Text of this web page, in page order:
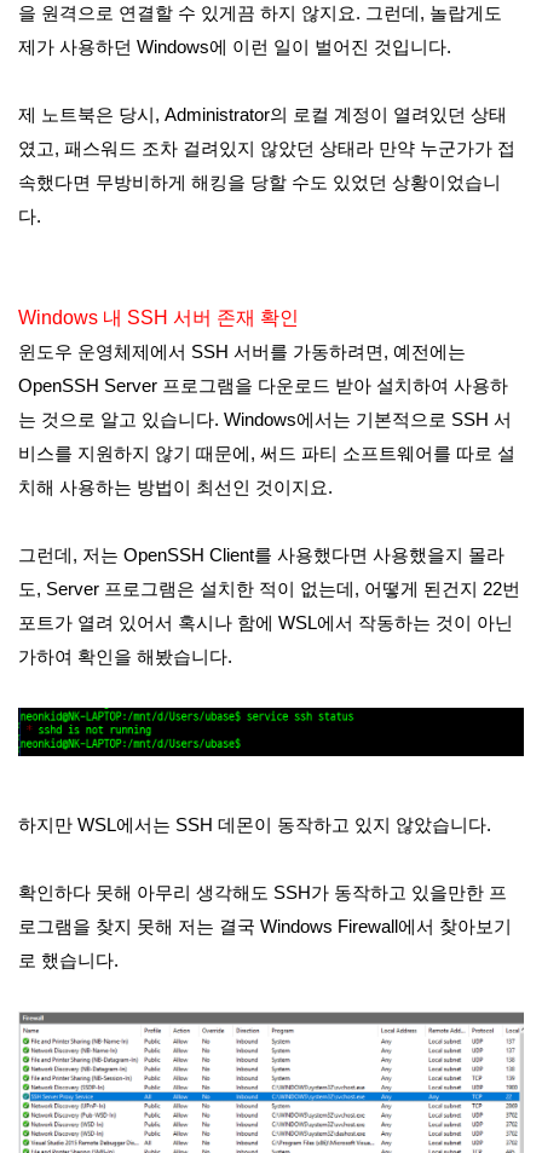
을 원격으로 연결할 수 있게끔 하지 않지요. 그런데, 놀랍게도
제가 사용하던 Windows에 이런 일이 벌어진 것입니다.
제 노트북은 당시, Administrator의 로컬 계정이 열려있던 상태
였고, 패스워드 조차 걸려있지 않았던 상태라 만약 누군가가 접
속했다면 무방비하게 해킹을 당할 수도 있었던 상황이었습니
다.
Windows 내 SSH 서버 존재 확인
윈도우 운영체제에서 SSH 서버를 가동하려면, 예전에는
OpenSSH Server 프로그램을 다운로드 받아 설치하여 사용하
는 것으로 알고 있습니다. Windows에서는 기본적으로 SSH 서
비스를 지원하지 않기 때문에, 써드 파티 소프트웨어를 따로 설
치해 사용하는 방법이 최선인 것이지요.
그런데, 저는 OpenSSH Client를 사용했다면 사용했을지 몰라
도, Server 프로그램은 설치한 적이 없는데, 어떻게 된건지 22번
포트가 열려 있어서 혹시나 함에 WSL에서 작동하는 것이 아닌
가하여 확인을 해봤습니다.
하지만 WSL에서는 SSH 데몬이 동작하고 있지 않았습니다.
확인하다 못해 아무리 생각해도 SSH가 동작하고 있을만한 프
로그램을 찾지 못해 저는 결국 Windows Firewall에서 찾아보기
로 했습니다.